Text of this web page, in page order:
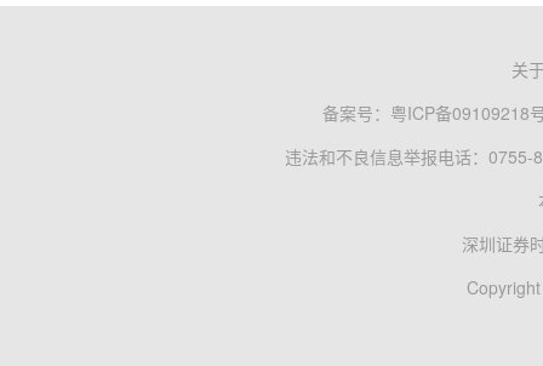
关
备案号： 粤ICP备09109218
违法和不良信息举报电话：0755-
深圳证券